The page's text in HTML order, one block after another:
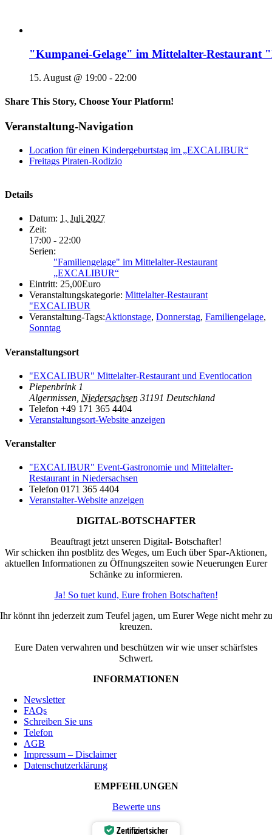
"Kumpanei-Gelage" im Mittelalter-
15. August @ 19:00 - 22:00
Share This Story, Choose Your Platform!
Veranstaltung-Navigation
Location für einen Kindergeburtstag im „EXCALIBUR“
Freitags Piraten-Rodizio
Details
Datum: 1. Juli 2027
Zeit:
17:00 - 22:00
Serien:
"Familiengelage" im Mittelalter-Restaurant
„EXCALIBUR“
Eintritt: 25,00Euro
Veranstaltungskategorie: Mittelalter-Restaurant
"EXCALIBUR
Veranstaltung-Tags:Aktionstage, Donnerstag, Familiengelage,
Sonntag
Veranstaltungsort
"EXCALIBUR" Mittelalter-Restaurant und Eventlocation
Piepenbrink 1
Algermissen Niedersachsen 31191 Deutschland
Telefon +49 171 365 4404
Veranstaltungsort-Website anzeigen
Veranstalter
"EXCALIBUR" Event-Gastronomie und Mittelalter-
Restaurant in Niedersachsen
Telefon 0171 365 4404
Veranstalter-Website anzeigen
DIGITAL-BOTSCHAFTER
Beauftragt jetzt unseren Digital- Botschafter!
Wir schicken ihn postblitz des Weges, um Euch über Spar-Aktionen,
aktuellen Informationen zu Öffnungszeiten sowie Neuerungen Eurer
Schänke zu informieren.
Ja! So tuet kund, Eure frohen Botschaften!
Ihr könnt ihn jederzeit zum Teufel jagen, um Eurer Wege nicht mehr zu
kreuzen.
Eure Daten verwahren und beschützen wir wie unser schärfstes
Schwert.
INFORMATIONEN
Newsletter
FAQs
Schreiben Sie uns
Telefon
AGB
Impressum – Disclaimer
Datenschutzerklärung
EMPFEHLUNGEN
Bewerte uns
Zertifiziert sicher